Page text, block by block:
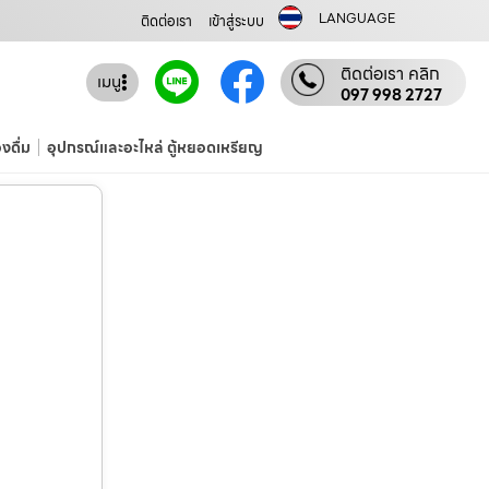
ติดต่อเรา เข้าสู่ระบบ LANGUAGE
เมนู ติดต่อเรา คลิก
097 998 2727
ดื่ม อุปกรณ์และอะไหล่ ตู้หยอดเหรียญ